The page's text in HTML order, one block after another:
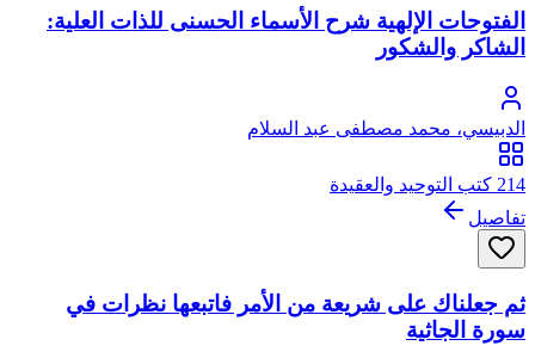
الفتوحات الإلهية شرح الأسماء الحسنى للذات العلية:
الشاكر والشكور
الدبيسي، محمد مصطفى عبد السلام
214 كتب التوحيد والعقيدة
تفاصيل
ثم جعلناك على شريعة من الأمر فاتبعها نظرات في
سورة الجاثية